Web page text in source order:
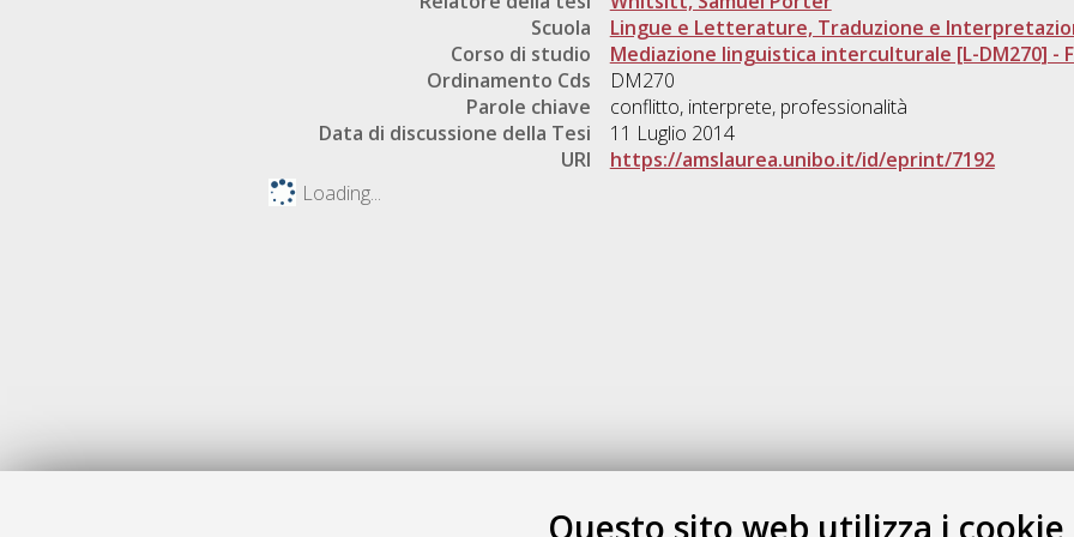
Questo sito web utilizza i cookie
Scuola
Lingue e Letterature, Traduzione e
Corso di studio
Mediazione linguistica interculturale [L-DM270] -
Ordinamento Cds
DM270
Parole chiave
conflitto, interprete, professionalità
Data di discussione della Tesi
11 Luglio 2014
URI
https://amslaurea.unibo.it/id/eprint/7192
Loading...
Gestione del documento: